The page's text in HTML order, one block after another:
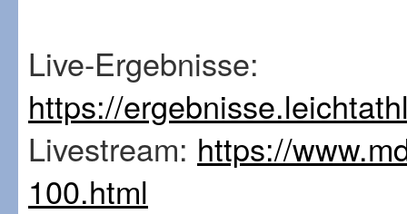
Live-Ergebnisse:
https://
Livestream: https://
100.html